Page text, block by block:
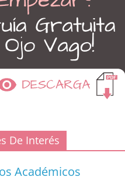
De Interés
Académicos